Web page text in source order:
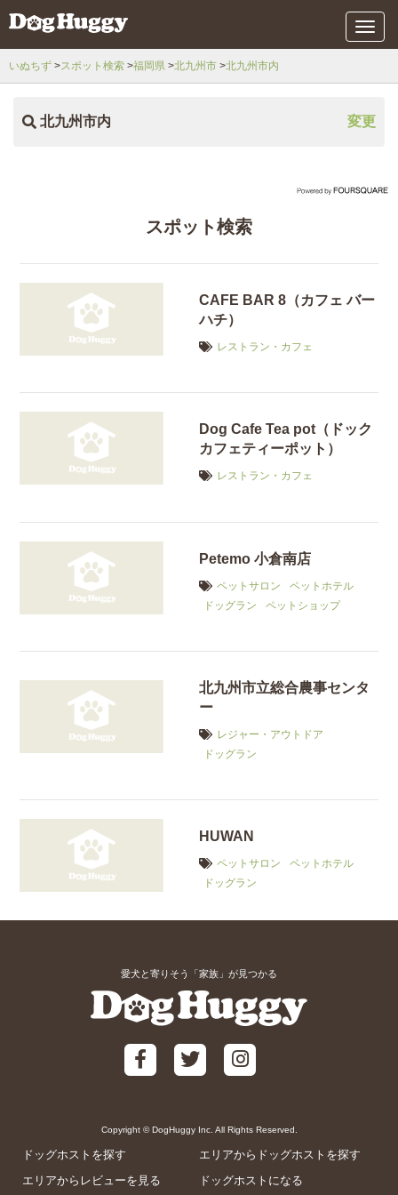
メ
ニ
いぬちず スポット検索 福岡県 北九州市 北九州市内
北九州市内 変更
スポット検索
CAFE BAR 8（カフェ バー
ハチ）
レストラン・カフェ
Dog Cafe Tea pot（ドック
カフェティーポット）
レストラン・カフェ
Petemo 小倉南店
ペットサロン
ペットホテル
ドッグラン
ペットショップ
北九州市立総合農事センタ
ー
レジャー・アウトドア
ドッグラン
HUWAN
ペットサロン
ペットホテル
ドッグラン
愛犬と寄りそう「家族」が見つかる
Copyright © DogHuggy Inc. All Rights Reserved.
ドッグホストを探す
エリアからドッグホストを探す
エリアからレビューを見る
ドッグホストになる